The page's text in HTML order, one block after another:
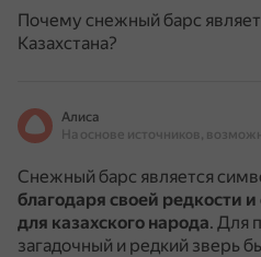
Почему снежный барс
Казахстана?
Алиса
Снежный барс является
благодаря своей редкости
для казахского народа. Для
загадочный и редкий зверь